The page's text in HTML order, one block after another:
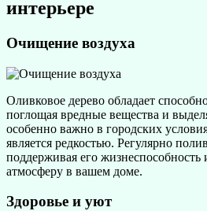
интерьере
Очищение воздуха
Оливковое дерево обладает
поглощая вредные вещества и
особенно важно в городских
является редкостью. Регулярно
поддерживая его жизнеспособность
атмосферу в вашем доме.
Здоровье и уют